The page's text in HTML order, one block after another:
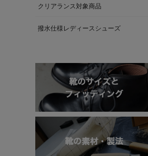
クリアランス対象商品
撥水仕様レディースシューズ